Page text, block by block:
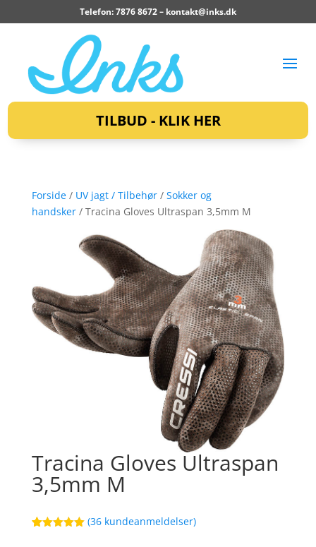
Telefon: 7876 8672 – kontakt@inks.dk
TILBUD - KLIK HER
Forside/ UV jagt / Tilbehør/ Sokker og
handsker/ Tracina Gloves Ultraspan 3,5mm M
Tracina Gloves Ultraspan
3,5mm M
(36 kundeanmeldelser)